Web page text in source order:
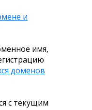
и
имя,
доменов
с текущим